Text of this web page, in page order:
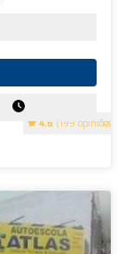
4.6 (199 opiniões)